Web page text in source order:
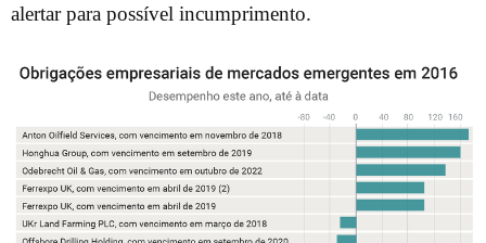
alertar para possível incumprimento.